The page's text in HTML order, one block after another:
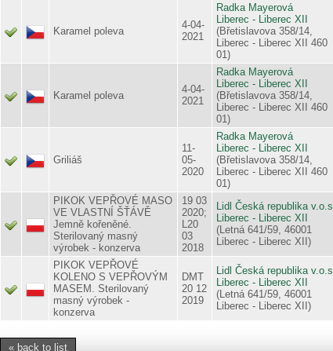
Karamel poleva
4-04-
2021
Radka Mayerová
Liberec - Liberec XII
(Břetislavova 358/14,
Liberec - Liberec XII 460
01)
Karamel poleva
4-04-
2021
Radka Mayerová
Liberec - Liberec XII
(Břetislavova 358/14,
Liberec - Liberec XII 460
01)
Griliáš
11-
05-
2020
Radka Mayerová
Liberec - Liberec XII
(Břetislavova 358/14,
Liberec - Liberec XII 460
01)
PIKOK VEPŘOVÉ MASO
VE VLASTNÍ ŠŤÁVĚ
Jemně kořeněné.
Sterilovaný masný
výrobek - konzerva
19 03
2020;
L20
03
2018
Lidl Česká republika v.o.s.
Liberec - Liberec XII
(Letná 641/59, 46001
Liberec - Liberec XII)
PIKOK VEPŘOVÉ
KOLENO S VEPŘOVÝM
MASEM. Sterilovaný
masný výrobek -
konzerva
DMT
20 12
2019
Lidl Česká republika v.o.s.
Liberec - Liberec XII
(Letná 641/59, 46001
Liberec - Liberec XII)
« back to list